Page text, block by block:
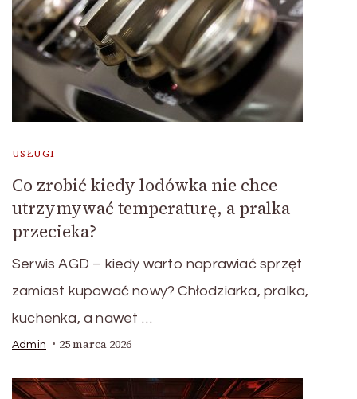
USŁUGI
Co zrobić kiedy lodówka nie chce
utrzymywać temperaturę, a pralka
przecieka?
Serwis AGD – kiedy warto naprawiać sprzęt
zamiast kupować nowy? Chłodziarka, pralka,
kuchenka, a nawet …
Admin 25 marca 2026